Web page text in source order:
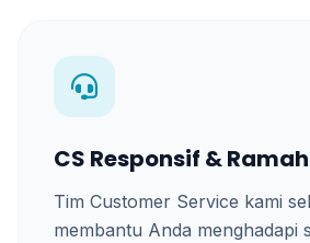
CS Responsif & Ramah
Tim Customer Service kami
membantu Anda menghadapi